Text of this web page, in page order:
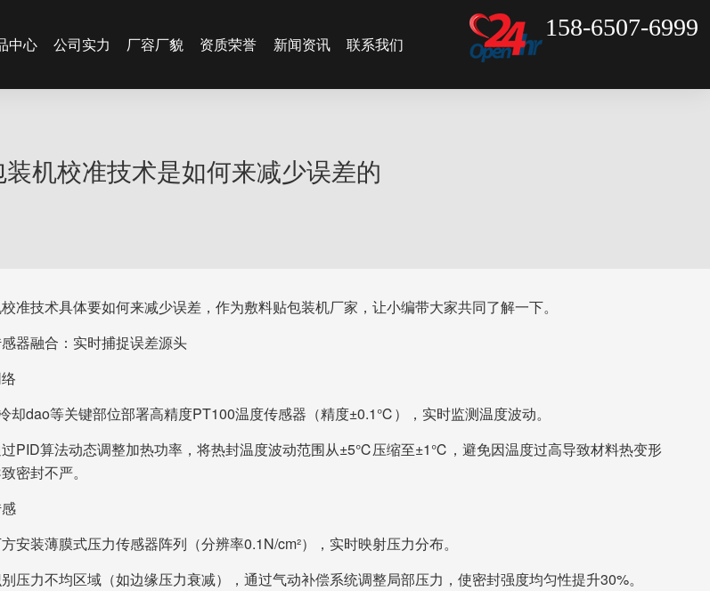
中心 公司实力 厂容厂貌 资质荣誉 新闻资讯 联系我们
158-6507-6999
机校准技术是如何来减少误差的
准技术具体要如何来减少误差，作为敷料贴包装机厂家，让小编带大家共同了解一下。
器融合：实时捕捉误差源头
却dao等关键部位部署高精度PT100温度传感器（精度±0.1℃），实时监测温度波动。
PID算法动态调整加热功率，将热封温度波动范围从±5℃压缩至±1℃，避免因温度过高导致材料热变形
密封不严。
安装薄膜式压力传感器阵列（分辨率0.1N/cm²），实时映射压力分布。
压力不均区域（如边缘压力衰减），通过气动补偿系统调整局部压力，使密封强度均匀性提升30%。